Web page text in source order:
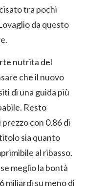
tra pochi
da questo
nutrita del
che il nuovo
di una guida più
Resto
prezzo con 0,86 di
sia quanto
al ribasso.
meglio la bontà
miliardi su meno di